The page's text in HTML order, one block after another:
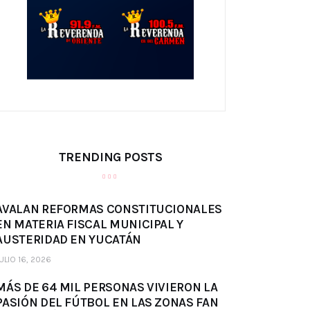
TRENDING POSTS
REFORMAS CONSTITUCIONALES
MATERIA FISCAL MUNICIPAL Y
EN YUCATÁN
16, 2026
DE 64 MIL PERSONAS VIVIERON LA
DEL FÚTBOL EN LAS ZONAS FAN